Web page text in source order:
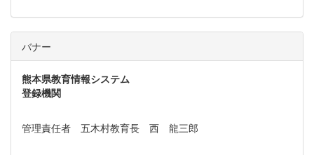
バナー
熊本県教育情報システム
登録機関
管理責任者 五木村教育長 西 龍三郎